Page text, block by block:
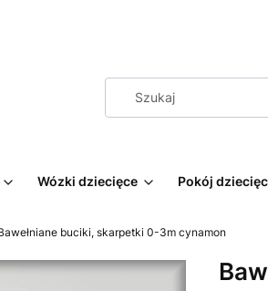
Wózki dziecięce Pokój
buciki, skarpetki 0-3m cynamon